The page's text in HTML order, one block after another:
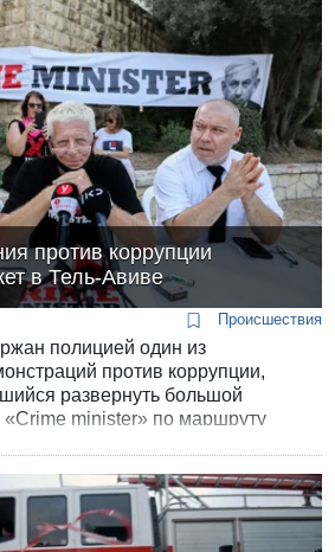
против коррупции
в Тель-Авиве
Происшествия
полицией один из
против коррупции,
развернуть большой
«Crime minister» по маршруту